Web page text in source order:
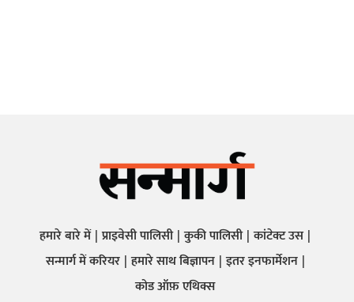
हमारे बारे में प्राइवेसी पालिसी कुकी पालिसी कांटेक्ट उस
सन्मार्ग में करियर हमारे साथ बिज्ञापन इतर इनफार्मेशन
कोड ऑफ़ एथिक्स